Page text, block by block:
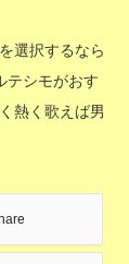
選択するなら
テシモがおす
熱く歌えば男